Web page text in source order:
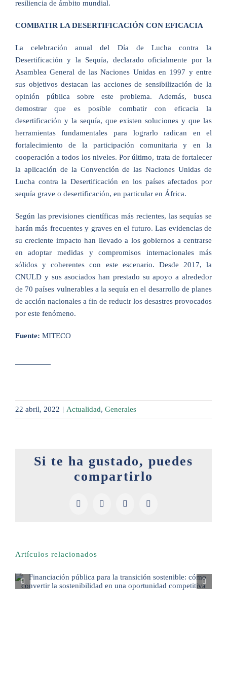
resiliencia de ámbito mundial.
COMBATIR LA DESERTIFICACIÓN CON EFICACIA
La celebración anual del Día de Lucha contra la
Desertificación y la Sequía, declarado oficialmente por la
Asamblea General de las Naciones Unidas en 1997 y entre
sus objetivos destacan las acciones de sensibilización de la
opinión pública sobre este problema. Además, busca
demostrar que es posible combatir con eficacia la
desertificación y la sequía, que existen soluciones y que las
herramientas fundamentales para lograrlo radican en el
fortalecimiento de la participación comunitaria y en la
cooperación a todos los niveles. Por último, trata de fortalecer
la aplicación de la Convención de las Naciones Unidas de
Lucha contra la Desertificación en los países afectados por
sequía grave o desertificación, en particular en África.
Según las previsiones científicas más recientes, las sequías se
harán más frecuentes y graves en el futuro. Las evidencias de
su creciente impacto han llevado a los gobiernos a centrarse
en adoptar medidas y compromisos internacionales más
sólidos y coherentes con este escenario. Desde 2017, la
CNULD y sus asociados han prestado su apoyo a alrededor
de 70 países vulnerables a la sequía en el desarrollo de planes
de acción nacionales a fin de reducir los desastres provocados
por este fenómeno.
Fuente: MITECO
22 abril, 2022 | Actualidad, Generales
Si te ha gustado, puedes
compartirlo
Facebook
X LinkedInPinterest
Artículos relacionados